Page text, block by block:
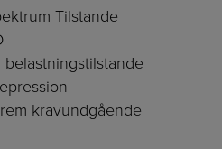
Tilstande
belastningstilstande
kravundgående